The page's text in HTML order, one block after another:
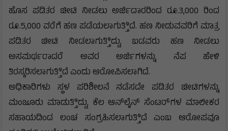
ಹೊಸ ಪಡಿತರ ಚೀಟಿ ನೀಡಲು ಅರ್ಜಿದಾರರಿಂದ ರೂ.3,000 ರಿಂದ
ರೂ.5,000 ವರೆಗೆ ಹಣ ಪಡೆಯಲಾಗುತ್ತಿಿದೆ. ಹಣ ನೀಡುವವರಿಗೆ ಮಾತ್ರ
ಪಡಿತರ ಚೀಟಿ ನೀಡಲಾಗುತ್ತಿಿದ್ದು, ಬಡವರು ಹಣ ನೀಡಲು
ಅಸಮರ್ಥರಾದರೆ ಅವರ ಅರ್ಜಿಗಳನ್ನು ನೆಪ ಹೇಳಿ
ತಿರಸ್ಕರಿಸಲಾಗುತ್ತಿಿದೆ ಎಂದು ಆರೋಪಿಸಲಾಗಿದೆ.
ಅಧಿಕಾರಿಗಳು ಸ್ಥಳ ಪರಿಶೀಲನೆ ನಡೆಸದೇ ಪಡಿತರ ಚೀಟಿಗಳನ್ನು
ಮಂಜೂರು ಮಾಡುತ್ತಿಿದ್ದು, ಕೆಲ ಆನ್‌ಲೈನ್ ಸೆಂಟರ್‌ಗಳ ಮಾಲೀಕರ
ಸಹಾಯದಿಂದ ಲಂಚ ಸಂಗ್ರಹಿಸಲಾಗುತ್ತಿಿದೆ ಎಂಬ ಆರೋಪವೂ